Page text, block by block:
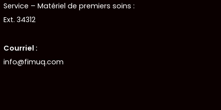
Service – Matériel de premiers soins :
Ext. 34312
Courriel :
info@fimuq.com